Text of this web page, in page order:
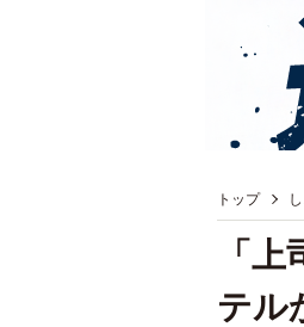
トップ
「
テル